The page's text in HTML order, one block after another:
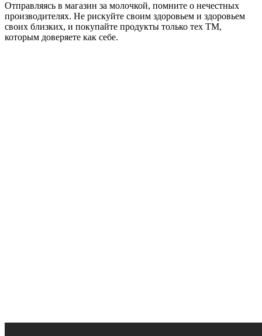
Отправляясь в магазин за молочкой, помните о нечестных
производителях. Не рискуйте своим здоровьем и здоровьем
своих близких, и покупайте продукты только тех ТМ,
которым доверяете как себе.